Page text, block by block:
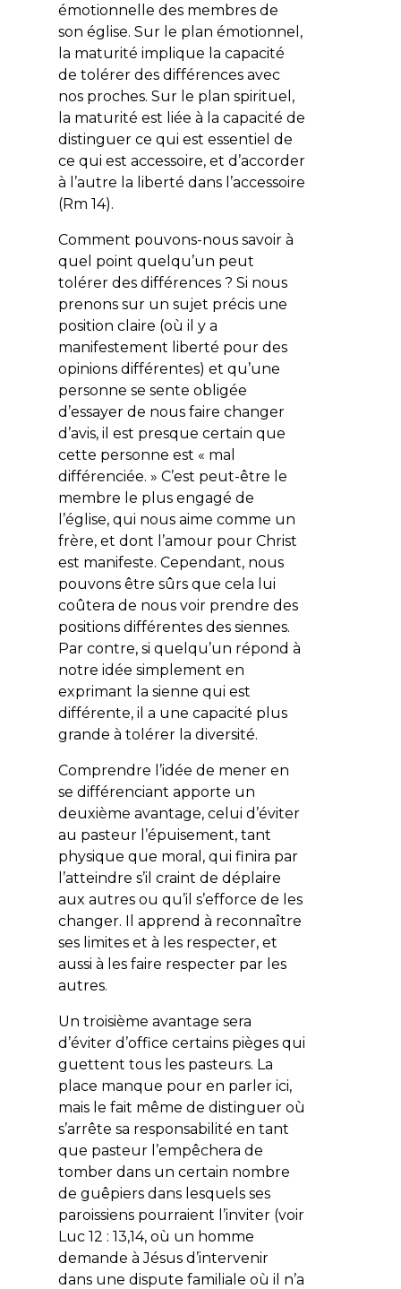
émotionnelle des membres de
son église. Sur le plan émotionnel,
la maturité implique la capacité
de tolérer des différences avec
nos proches. Sur le plan spirituel,
la maturité est liée à la capacité de
distinguer ce qui est essentiel de
ce qui est accessoire, et d’accorder
à l’autre la liberté dans l’accessoire
(Rm 14).
Comment pouvons-nous savoir à
quel point quelqu’un peut
tolérer des différences ? Si nous
prenons sur un sujet précis une
position claire (où il y a
manifestement liberté pour des
opinions différentes) et qu’une
personne se sente obligée
d’essayer de nous faire changer
d’avis, il est presque certain que
cette personne est « mal
différenciée. » C’est peut-être le
membre le plus engagé de
l’église, qui nous aime comme un
frère, et dont l’amour pour Christ
est manifeste. Cependant, nous
pouvons être sûrs que cela lui
coûtera de nous voir prendre des
positions différentes des siennes.
Par contre, si quelqu’un répond à
notre idée simplement en
exprimant la sienne qui est
différente, il a une capacité plus
grande à tolérer la diversité.
Comprendre l’idée de mener en
se différenciant apporte un
deuxième avantage, celui d’éviter
au pasteur l’épuisement, tant
physique que moral, qui finira par
l’atteindre s’il craint de déplaire
aux autres ou qu’il s’efforce de les
changer. Il apprend à reconnaître
ses limites et à les respecter, et
aussi à les faire respecter par les
autres.
Un troisième avantage sera
d’éviter d’office certains pièges qui
guettent tous les pasteurs. La
place manque pour en parler ici,
mais le fait même de distinguer où
s’arrête sa responsabilité en tant
que pasteur l’empêchera de
tomber dans un certain nombre
de guêpiers dans lesquels ses
paroissiens pourraient l’inviter (voir
Luc 12 : 13,14, où un homme
demande à Jésus d’intervenir
dans une dispute familiale où il n’a